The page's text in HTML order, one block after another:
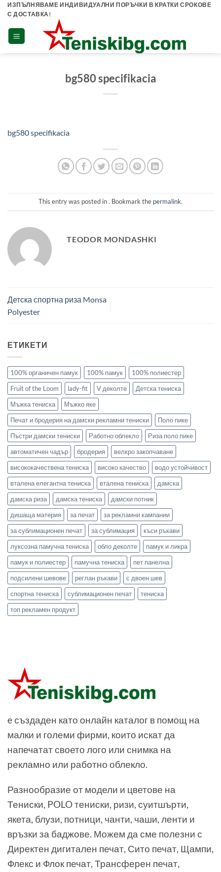
Skip
content
ИЗПЪЛНЯВАМЕ ИНДИВИДУАЛНИ ПОРЪЧКИ В КРАТКИ СРОКОВЕ
С ДОСТАВКА!
bg580 specifikacia
bg580 specifikacia
This entry was posted in . Bookmark the permalink.
TEODOR MONDASHKI
Детска спортна риза Monsa
Polyester
ЕТИКЕТИ
100% органичен памук 100% памук
100% полиестер
Fruit of the Loom
lady-fit V деколте
Детска тениска
Мъжка тениска
Мъжко яке
Печат и бродерия на дамски рекламни тениски
Поло пике
Пъстри дамски тениски
Работно облекло
Риза поло пике
автоматичен чадър
бродерия
велкро закопчаване
висококачествена тениска
високо качество
водо устойчивост
вталена елегантна тениска
вталена тениска
дамска
дамска риза
дамска тениска
дамски потник
дишаща материя
за печат
за рекламни кампании
за сублимационен печат
за сублимация
къси ръкави
луксозна памучна тениска
обло деколте
памук и ликра
памук и полиестер
памучна тениска
пет панелна
подсилени шевове
реглан ръкави
с двоен шев
спортна тениска
сублимационен печат
тениска
топ рекламен продукт
e създаден като онлайн каталог в помощ на
малки и големи фирми, които искат да
напечатат своето лого или снимка на
рекламно или работно облекло.
Разнообразие от модели и цветове на
Тениски, POLO тениски, ризи, суитшърти,
якета, блузи, потници, чанти, чаши, ленти и
връзки за баджове. Можем да сме полезни с
Директен дигитален печат, Сито печат, Щампи,
Флекс и Флок печат, Трансферен печат,